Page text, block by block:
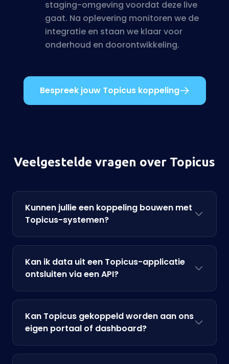
staging-omgeving voordat deze live
gaat. Na oplevering monitoren we de
integratie en staan we klaar voor
onderhoud en doorontwikkeling.
Bespreek jouw Topicus koppeling
Veelgestelde vragen over Topicus
Kunnen jullie een koppeling bouwen met
Topicus-systemen?
Kan ik data uit een Topicus-applicatie
ontsluiten via een API?
Kan Topicus gekoppeld worden aan ons
eigen portaal of dashboard?